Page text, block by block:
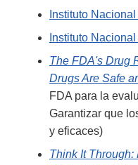
Instituto
Instituto
The FDA's Drug
Drugs Are Safe
FDA para la
Garantizar que
y eficaces)
Think It